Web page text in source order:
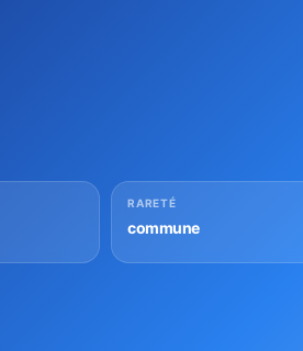
RARETÉ
commune